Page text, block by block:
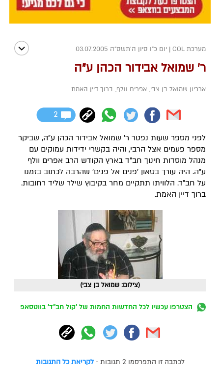
מערכת COL | יום כ"ו סיון ה׳תשס״ה 03.07.2005
ר' שמואל אבידור הכהן ע"ה
ארכיון שמואל בן צבי, אפרים וולף, ברוך דיין האמת
2
לפני מספר שעות נפטר ר' שמואל אבידור הכהן ע"ה, שביקר
מספר פעמים אצל הרבי, והיה בקשרי ידידות עמוקים עם
מנהל מוסדות חינוך חב"ד בארץ הקודש הרב אפרים וולף
ע"ה. היה עורך בטאון 'פנים אל פנים' שהרבה לכתוב בזמנו
על חב"ד. הלוויתו תתקיים מחר בקיבוץ שילר שליד רחובות.
ברוך דיין האמת.
(צילום: שמואל בן צבי)
הצטרפו עכשיו לכל החדשות החמות של 'קול חב"ד' בווטסאפ
לכתבה זו התפרסמו 2 תגובות - לקריאת כל התגובות